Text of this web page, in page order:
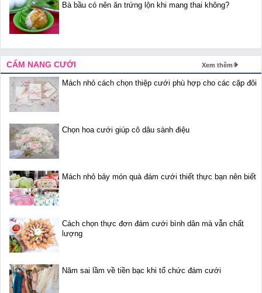
Bà bầu có nên ăn trứng lộn khi mang thai không?
CẨM NANG CƯỚI Xem thêm
Mách nhỏ cách chọn thiệp cưới phù hợp cho các cặp đôi
Chọn hoa cưới giúp cô dâu sành điệu
Mách nhỏ bảy món quà đám cưới thiết thực bạn nên biết
Cách chọn thực đơn đám cưới bình dân mà vẫn chất
lượng
Năm sai lầm về tiền bạc khi tổ chức đám cưới